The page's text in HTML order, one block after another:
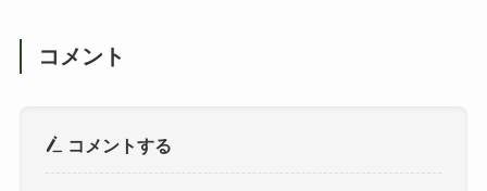
コメント
コメントする